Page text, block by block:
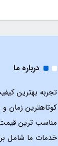
درباره ما
تجربه بهترین
کوتاهترین زمان و
مناسب ترین قیمت
خدمات ما شامل